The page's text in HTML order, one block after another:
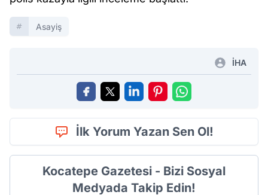
Asayiş
İHA
İlk Yorum Yazan Sen Ol!
Kocatepe Gazetesi - Bizi Sosyal
Medyada Takip Edin!